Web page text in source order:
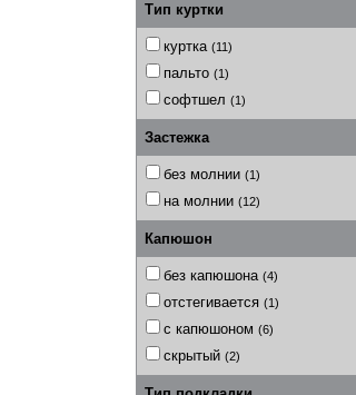
Тип куртки
куртка (11)
пальто (1)
софтшел (1)
Застежка
без молнии (1)
на молнии (12)
Капюшон
без капюшона (4)
отстегивается (1)
с капюшоном (6)
скрытый (2)